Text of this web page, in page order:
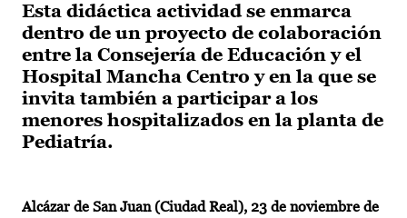
Esta didáctica actividad se enmarca
dentro de un proyecto de colaboración
entre la Consejería de Educación y el
Hospital Mancha Centro y en la que se
invita también a participar a los
menores hospitalizados en la planta de
Pediatría.
Alcázar de San Juan (Ciudad Real), 23 de noviembre de